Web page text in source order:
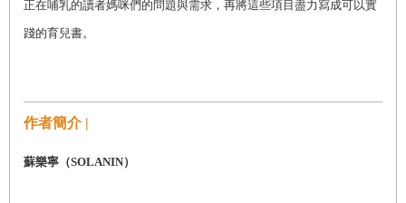
正在哺乳的讀者媽咪們的問題與需求，再將這些項目盡力寫成可以實
踐的育兒書。
作者簡介 |
蘇樂寧（SOLANIN）